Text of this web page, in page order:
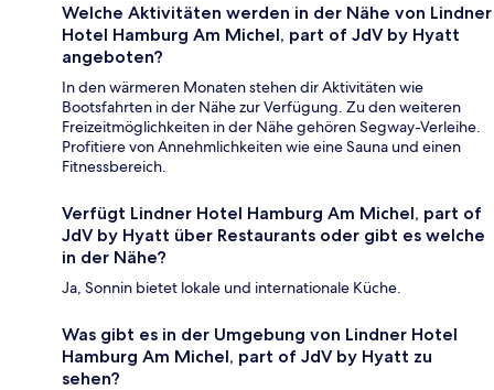
Welche Aktivitäten werden in der Nähe von Lindner
Hotel Hamburg Am Michel, part of JdV by Hyatt
angeboten?
In den wärmeren Monaten stehen dir Aktivitäten wie
Bootsfahrten in der Nähe zur Verfügung. Zu den weiteren
Freizeitmöglichkeiten in der Nähe gehören Segway-Verleihe.
Profitiere von Annehmlichkeiten wie eine Sauna und einen
Fitnessbereich.
Verfügt Lindner Hotel Hamburg Am Michel, part of
JdV by Hyatt über Restaurants oder gibt es welche
in der Nähe?
Ja, Sonnin bietet lokale und internationale Küche.
Was gibt es in der Umgebung von Lindner Hotel
Hamburg Am Michel, part of JdV by Hyatt zu
sehen?